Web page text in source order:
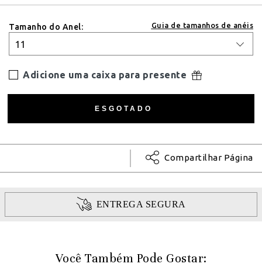
Tamanho do Anel: Guia de tamanhos de anéis
Adicione uma caixa para presente
Compartilhar Página
ENTREGA SEGURA
Você Também Pode Gostar: